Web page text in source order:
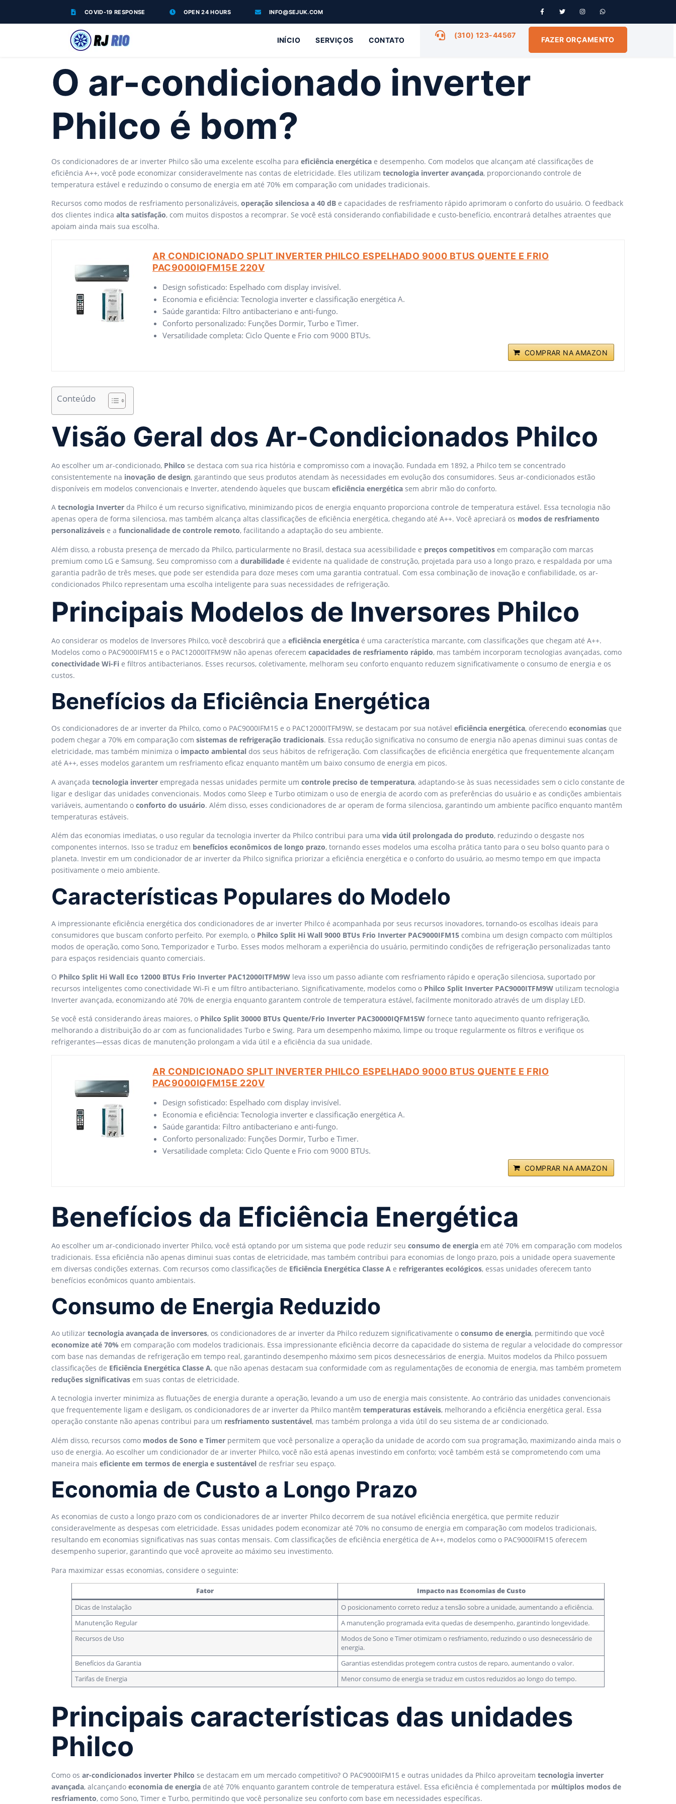
COVID-19 RESPONSE OPEN 24 HOURS INFO@SEJUK.COM
INÍCIO SERVIÇOS CONTATO
(310) 123-44567
FAZER ORÇAMENTO
O ar-condicionado inverter
Philco é bom?
Os condicionadores de ar inverter Philco são uma excelente escolha para eficiência energética e desempenho. Com modelos que alcançam até classificações de
eficiência A++, você pode economizar consideravelmente nas contas de eletricidade. Eles utilizam tecnologia inverter avançada, proporcionando controle de
temperatura estável e reduzindo o consumo de energia em até 70% em comparação com unidades tradicionais.
Recursos como modos de resfriamento personalizáveis, operação silenciosa a 40 dB e capacidades de resfriamento rápido aprimoram o conforto do usuário. O feedback
dos clientes indica alta satisfação, com muitos dispostos a recomprar. Se você está considerando confiabilidade e custo-benefício, encontrará detalhes atraentes que
apoiam ainda mais sua escolha.
AR CONDICIONADO SPLIT INVERTER PHILCO ESPELHADO 9000 BTUS QUENTE E FRIO
PAC9000IQFM15E 220V
Design sofisticado: Espelhado com display invisível.
Economia e eficiência: Tecnologia inverter e classificação energética A.
Saúde garantida: Filtro antibacteriano e anti-fungo.
Conforto personalizado: Funções Dormir, Turbo e Timer.
Versatilidade completa: Ciclo Quente e Frio com 9000 BTUs.
COMPRAR NA AMAZON
Conteúdo
Visão Geral dos Ar-Condicionados Philco
Ao escolher um ar-condicionado, Philco se destaca com sua rica história e compromisso com a inovação. Fundada em 1892, a Philco tem se concentrado
consistentemente na inovação de design, garantindo que seus produtos atendam às necessidades em evolução dos consumidores. Seus ar-condicionados estão
disponíveis em modelos convencionais e Inverter, atendendo àqueles que buscam eficiência energética sem abrir mão do conforto.
A tecnologia Inverter da Philco é um recurso significativo, minimizando picos de energia enquanto proporciona controle de temperatura estável. Essa tecnologia não
apenas opera de forma silenciosa, mas também alcança altas classificações de eficiência energética, chegando até A++. Você apreciará os modos de resfriamento
personalizáveis e a funcionalidade de controle remoto, facilitando a adaptação do seu ambiente.
Além disso, a robusta presença de mercado da Philco, particularmente no Brasil, destaca sua acessibilidade e preços competitivos em comparação com marcas
premium como LG e Samsung. Seu compromisso com a durabilidade é evidente na qualidade de construção, projetada para uso a longo prazo, e respaldada por uma
garantia padrão de três meses, que pode ser estendida para doze meses com uma garantia contratual. Com essa combinação de inovação e confiabilidade, os ar-
condicionados Philco representam uma escolha inteligente para suas necessidades de refrigeração.
Principais Modelos de Inversores Philco
Ao considerar os modelos de Inversores Philco, você descobrirá que a eficiência energética é uma característica marcante, com classificações que chegam até A++.
Modelos como o PAC9000IFM15 e o PAC12000ITFM9W não apenas oferecem capacidades de resfriamento rápido, mas também incorporam tecnologias avançadas, como
conectividade Wi-Fi e filtros antibacterianos. Esses recursos, coletivamente, melhoram seu conforto enquanto reduzem significativamente o consumo de energia e os
custos.
Benefícios da Eficiência Energética
Os condicionadores de ar inverter da Philco, como o PAC9000IFM15 e o PAC12000ITFM9W, se destacam por sua notável eficiência energética, oferecendo economias que
podem chegar a 70% em comparação com sistemas de refrigeração tradicionais. Essa redução significativa no consumo de energia não apenas diminui suas contas de
eletricidade, mas também minimiza o impacto ambiental dos seus hábitos de refrigeração. Com classificações de eficiência energética que frequentemente alcançam
até A++, esses modelos garantem um resfriamento eficaz enquanto mantêm um baixo consumo de energia em picos.
A avançada tecnologia inverter empregada nessas unidades permite um controle preciso de temperatura, adaptando-se às suas necessidades sem o ciclo constante de
ligar e desligar das unidades convencionais. Modos como Sleep e Turbo otimizam o uso de energia de acordo com as preferências do usuário e as condições ambientais
variáveis, aumentando o conforto do usuário. Além disso, esses condicionadores de ar operam de forma silenciosa, garantindo um ambiente pacífico enquanto mantêm
temperaturas estáveis.
Além das economias imediatas, o uso regular da tecnologia inverter da Philco contribui para uma vida útil prolongada do produto, reduzindo o desgaste nos
componentes internos. Isso se traduz em benefícios econômicos de longo prazo, tornando esses modelos uma escolha prática tanto para o seu bolso quanto para o
planeta. Investir em um condicionador de ar inverter da Philco significa priorizar a eficiência energética e o conforto do usuário, ao mesmo tempo em que impacta
positivamente o meio ambiente.
Características Populares do Modelo
A impressionante eficiência energética dos condicionadores de ar inverter Philco é acompanhada por seus recursos inovadores, tornando-os escolhas ideais para
consumidores que buscam conforto perfeito. Por exemplo, o Philco Split Hi Wall 9000 BTUs Frio Inverter PAC9000IFM15 combina um design compacto com múltiplos
modos de operação, como Sono, Temporizador e Turbo. Esses modos melhoram a experiência do usuário, permitindo condições de refrigeração personalizadas tanto
para espaços residenciais quanto comerciais.
O Philco Split Hi Wall Eco 12000 BTUs Frio Inverter PAC12000ITFM9W leva isso um passo adiante com resfriamento rápido e operação silenciosa, suportado por
recursos inteligentes como conectividade Wi-Fi e um filtro antibacteriano. Significativamente, modelos como o Philco Split Inverter PAC9000ITFM9W utilizam tecnologia
Inverter avançada, economizando até 70% de energia enquanto garantem controle de temperatura estável, facilmente monitorado através de um display LED.
Se você está considerando áreas maiores, o Philco Split 30000 BTUs Quente/Frio Inverter PAC30000IQFM15W fornece tanto aquecimento quanto refrigeração,
melhorando a distribuição do ar com as funcionalidades Turbo e Swing. Para um desempenho máximo, limpe ou troque regularmente os filtros e verifique os
refrigerantes—essas dicas de manutenção prolongam a vida útil e a eficiência da sua unidade.
AR CONDICIONADO SPLIT INVERTER PHILCO ESPELHADO 9000 BTUS QUENTE E FRIO
PAC9000IQFM15E 220V
Design sofisticado: Espelhado com display invisível.
Economia e eficiência: Tecnologia inverter e classificação energética A.
Saúde garantida: Filtro antibacteriano e anti-fungo.
Conforto personalizado: Funções Dormir, Turbo e Timer.
Versatilidade completa: Ciclo Quente e Frio com 9000 BTUs.
COMPRAR NA AMAZON
Benefícios da Eficiência Energética
Ao escolher um ar-condicionado inverter Philco, você está optando por um sistema que pode reduzir seu consumo de energia em até 70% em comparação com modelos
tradicionais. Essa eficiência não apenas diminui suas contas de eletricidade, mas também contribui para economias de longo prazo, pois a unidade opera suavemente
em diversas condições externas. Com recursos como classificações de Eficiência Energética Classe A e refrigerantes ecológicos, essas unidades oferecem tanto
benefícios econômicos quanto ambientais.
Consumo de Energia Reduzido
Ao utilizar tecnologia avançada de inversores, os condicionadores de ar inverter da Philco reduzem significativamente o consumo de energia, permitindo que você
economize até 70% em comparação com modelos tradicionais. Essa impressionante eficiência decorre da capacidade do sistema de regular a velocidade do compressor
com base nas demandas de refrigeração em tempo real, garantindo desempenho máximo sem picos desnecessários de energia. Muitos modelos da Philco possuem
classificações de Eficiência Energética Classe A, que não apenas destacam sua conformidade com as regulamentações de economia de energia, mas também prometem
reduções significativas em suas contas de eletricidade.
A tecnologia inverter minimiza as flutuações de energia durante a operação, levando a um uso de energia mais consistente. Ao contrário das unidades convencionais
que frequentemente ligam e desligam, os condicionadores de ar inverter da Philco mantêm temperaturas estáveis, melhorando a eficiência energética geral. Essa
operação constante não apenas contribui para um resfriamento sustentável, mas também prolonga a vida útil do seu sistema de ar condicionado.
Além disso, recursos como modos de Sono e Timer permitem que você personalize a operação da unidade de acordo com sua programação, maximizando ainda mais o
uso de energia. Ao escolher um condicionador de ar inverter Philco, você não está apenas investindo em conforto; você também está se comprometendo com uma
maneira mais eficiente em termos de energia e sustentável de resfriar seu espaço.
Economia de Custo a Longo Prazo
As economias de custo a longo prazo com os condicionadores de ar inverter Philco decorrem de sua notável eficiência energética, que permite reduzir
consideravelmente as despesas com eletricidade. Essas unidades podem economizar até 70% no consumo de energia em comparação com modelos tradicionais,
resultando em economias significativas nas suas contas mensais. Com classificações de eficiência energética de A++, modelos como o PAC9000IFM15 oferecem
desempenho superior, garantindo que você aproveite ao máximo seu investimento.
Para maximizar essas economias, considere o seguinte:
Fator
Impacto nas Economias de Custo
Dicas de Instalação
O posicionamento correto reduz a tensão sobre a unidade, aumentando a eficiência.
Manutenção Regular
A manutenção programada evita quedas de desempenho, garantindo longevidade.
Recursos de Uso
Modos de Sono e Timer otimizam o resfriamento, reduzindo o uso desnecessário de
energia.
Benefícios da Garantia
Garantias estendidas protegem contra custos de reparo, aumentando o valor.
Tarifas de Energia
Menor consumo de energia se traduz em custos reduzidos ao longo do tempo.
Principais características das unidades
Philco
Como os ar-condicionados inverter Philco se destacam em um mercado competitivo? O PAC9000IFM15 e outras unidades da Philco aproveitam tecnologia inverter
avançada, alcançando economia de energia de até 70% enquanto garantem controle de temperatura estável. Essa eficiência é complementada por múltiplos modos de
resfriamento, como Sono, Timer e Turbo, permitindo que você personalize seu conforto com base em necessidades específicas.